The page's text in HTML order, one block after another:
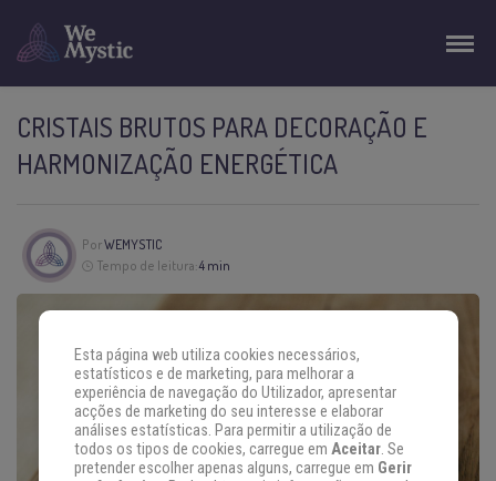
CRISTAIS BRUTOS PARA DECORAÇÃO E
HARMONIZAÇÃO ENERGÉTICA
PorWEMYSTIC
Tempo de leitura:4 min
Esta página web utiliza cookies necessários,
estatísticos e de marketing, para melhorar a
experiência de navegação do Utilizador, apresentar
acções de marketing do seu interesse e elaborar
análises estatísticas. Para permitir a utilização de
todos os tipos de cookies, carregue em Aceitar. Se
pretender escolher apenas alguns, carregue em Gerir